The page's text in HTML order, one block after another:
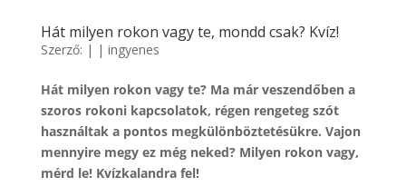
Hát milyen rokon vagy te, mondd csak? Kvíz!
Szerző: | | ingyenes
Hát milyen rokon vagy te? Ma már veszendőben a
szoros rokoni kapcsolatok, régen rengeteg szót
használtak a pontos megkülönböztetésükre. Vajon
mennyire megy ez még neked? Milyen rokon vagy,
mérd le! Kvízkalandra fel!